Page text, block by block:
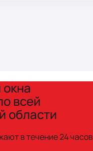
всей
области
в течение 24 часов